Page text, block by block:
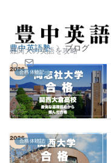
難関大の英語を攻略
Mail
豊中英語塾 ブログ
合格体験記
合格体験記